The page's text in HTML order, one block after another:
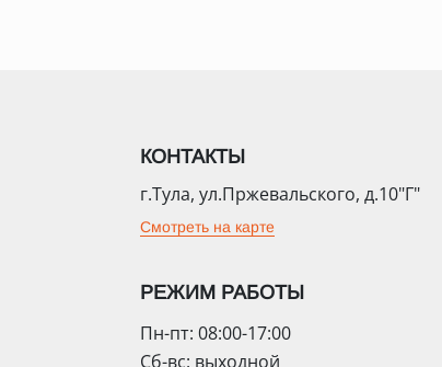
КОНТАКТЫ
г.Тула, ул.Пржевальского, д.10"Г"
Смотреть на карте
РЕЖИМ РАБОТЫ
Пн-пт: 08:00-17:00
Сб-вс: выходной